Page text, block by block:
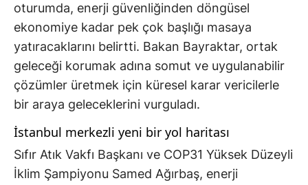
oturumda, enerji güvenliğinden döngüsel
ekonomiye kadar pek çok başlığı masaya
yatıracaklarını belirtti. Bakan Bayraktar, ortak
geleceği korumak adına somut ve uygulanabilir
çözümler üretmek için küresel karar vericilerle
bir araya geleceklerini vurguladı.
İstanbul merkezli yeni bir yol haritası
Sıfır Atık Vakfı Başkanı ve COP31 Yüksek Düzeyli
İklim Şampiyonu Samed Ağırbaş, enerji